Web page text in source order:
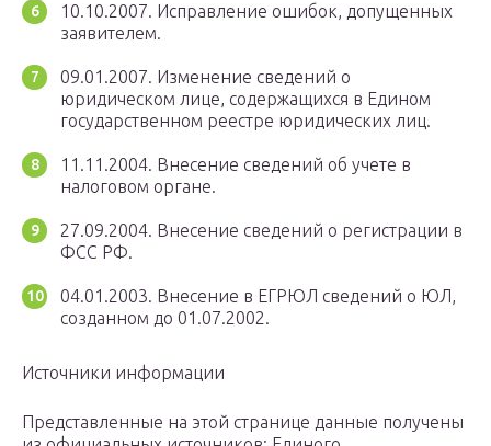
10.10.2007. Исправление ошибок, допущенных
заявителем.
09.01.2007. Изменение сведений о
юридическом лице, содержащихся в Едином
государственном реестре юридических лиц.
11.11.2004. Внесение сведений об учете в
налоговом органе.
27.09.2004. Внесение сведений о регистрации в
ФСС РФ.
04.01.2003. Внесение в ЕГРЮЛ сведений о ЮЛ,
созданном до 01.07.2002.
Источники информации
Представленные на этой странице данные получены